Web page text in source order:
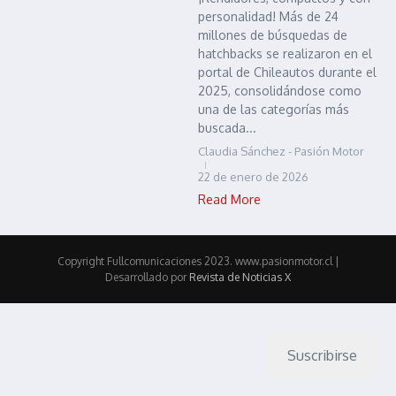
personalidad! Más de 24
millones de búsquedas de
hatchbacks se realizaron en el
portal de Chileautos durante el
2025, consolidándose como
una de las categorías más
buscada...
Claudia Sánchez - Pasión Motor
22 de enero de 2026
Read More
Copyright Fullcomunicaciones 2023. www.pasionmotor.cl |
Desarrollado por Revista de Noticias X
Suscribirse